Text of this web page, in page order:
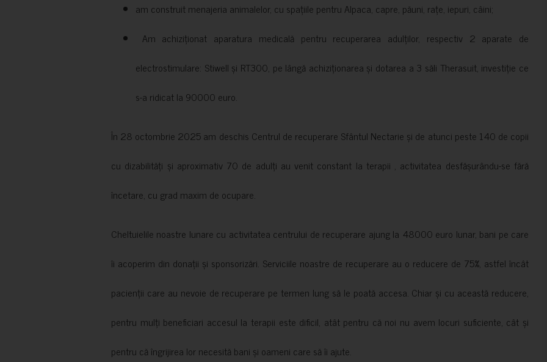
am construit menajeria animalelor, cu spațiile pentru Alpaca, capre, păuni, rațe, iepuri, câini;
Am achiziționat aparatura medicală pentru recuperarea adulților, respectiv 2 aparate de
electrostimulare: Stiwell și RT300, pe lângă achiziționarea și dotarea a 3 săli Therasuit, investiție ce
s-a ridicat la 90000 euro.
În 28 octombrie 2025 am deschis Centrul de recuperare Sfântul Nectarie și de atunci peste 140 de copii
cu dizabilități și aproximativ 70 de adulți au venit constant la terapii , activitatea desfășurându-se fără
încetare, cu grad maxim de ocupare.
Cheltuielile noastre lunare cu activitatea centrului de recuperare ajung la 48000 euro lunar, bani pe care
îi acoperim din donații și sponsorizări. Serviciile noastre de recuperare au o reducere de 75%, astfel încât
pacienții care au nevoie de recuperare pe termen lung să le poată accesa. Chiar și cu această reducere,
pentru mulți beneficiari accesul la terapii este dificil, atât pentru că noi nu avem locuri suficiente, cât și
pentru că îngrijirea lor necesită bani și oameni care să îi ajute.